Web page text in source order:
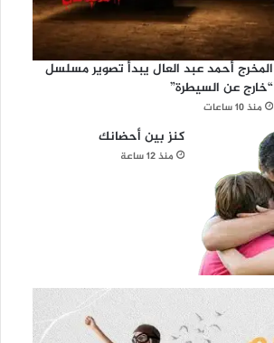
المخرج أحمد عبد العال يبدأ تصوير مسلسل
“خارج عن السيطرة”
منذ 10 ساعات
كنز بين أحضانك
منذ 12 ساعة